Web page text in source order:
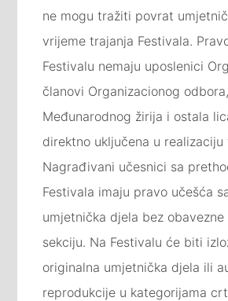
ne mogu tražiti povrat
vrijeme trajanja Festivala.
Festivalu nemaju uposlenici
članovi Organizacionog
Međunarodnog žirija i ostala
direktno uključena u realizaciju
Nagrađivani učesnici sa
Festivala imaju pravo učešća
umjetnička djela bez
sekciju. Na Festivalu će biti
originalna umjetnička djela ili
reprodukcije u kategorijama